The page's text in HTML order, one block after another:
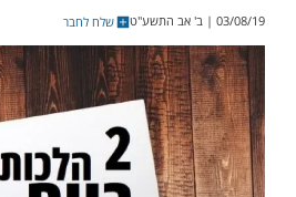
ליום כג' באייר - מה דין
ניתן לקלף ירק או פרי?
שלח לחבר